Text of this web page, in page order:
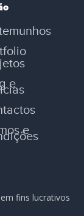
e
e
fins lucrativos